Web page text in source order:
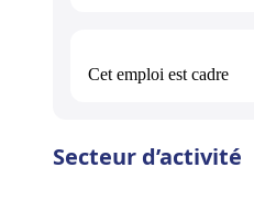
Cet emploi estcadre
Secteur d’activité